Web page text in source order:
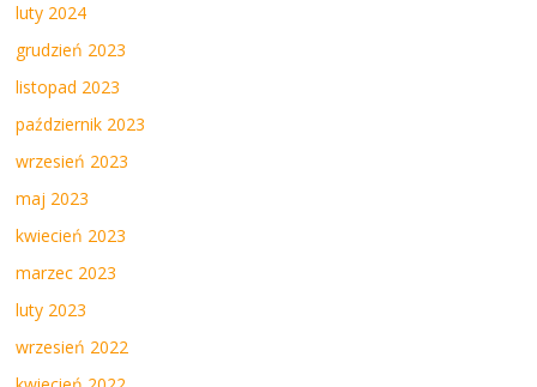
luty 2024
grudzień 2023
listopad 2023
październik 2023
wrzesień 2023
maj 2023
kwiecień 2023
marzec 2023
luty 2023
wrzesień 2022